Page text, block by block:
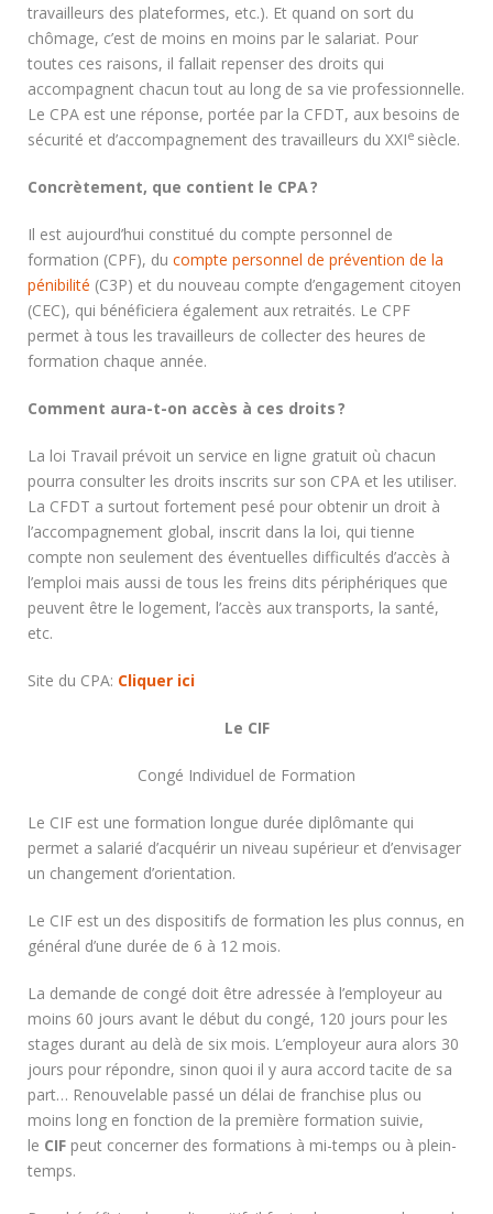
travailleurs des plateformes, etc.). Et quand on sort du
chômage, c’est de moins en moins par le salariat. Pour
toutes ces raisons, il fallait repenser des droits qui
accompagnent chacun tout au long de sa vie professionnelle.
Le CPA est une réponse, portée par la CFDT, aux besoins de
sécurité et d’accompagnement des travailleurs du XXIe siècle.
Concrètement, que contient le CPA ?
Il est aujourd’hui constitué du compte personnel de
formation (CPF), du compte personnel de prévention de la
pénibilité (C3P) et du nouveau compte d’engagement citoyen
(CEC), qui bénéficiera également aux retraités. Le CPF
permet à tous les travailleurs de collecter des heures de
formation chaque année.
Comment aura-t-on accès à ces droits ?
La loi Travail prévoit un service en ligne gratuit où chacun
pourra consulter les droits inscrits sur son CPA et les utiliser.
La CFDT a surtout fortement pesé pour obtenir un droit à
l’accompagnement global, inscrit dans la loi, qui tienne
compte non seulement des éventuelles difficultés d’accès à
l’emploi mais aussi de tous les freins dits périphériques que
peuvent être le logement, l’accès aux transports, la santé,
etc.
Site du CPA: Cliquer ici
Le CIF
Congé Individuel de Formation
Le CIF est une formation longue durée diplômante qui
permet a salarié d’acquérir un niveau supérieur et d’envisager
un changement d’orientation.
Le CIF est un des dispositifs de formation les plus connus, en
général d’une durée de 6 à 12 mois.
La demande de congé doit être adressée à l’employeur au
moins 60 jours avant le début du congé, 120 jours pour les
stages durant au delà de six mois. L’employeur aura alors 30
jours pour répondre, sinon quoi il y aura accord tacite de sa
part… Renouvelable passé un délai de franchise plus ou
moins long en fonction de la première formation suivie,
le CIF peut concerner des formations à mi-temps ou à plein-
temps.